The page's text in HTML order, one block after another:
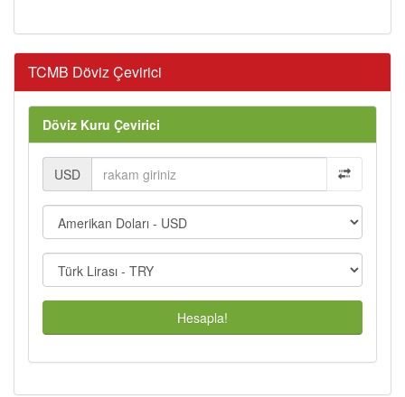
TCMB Döviz Çevirici
Döviz Kuru Çevirici
USD
Hesapla!